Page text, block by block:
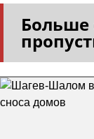
Больше